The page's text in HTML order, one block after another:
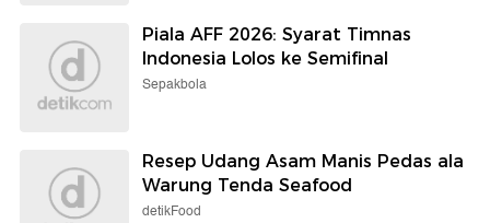
Piala AFF 2026: Syarat Timnas
Indonesia Lolos ke Semifinal
Sepakbola
Resep Udang Asam Manis Pedas ala
Warung Tenda Seafood
detikFood